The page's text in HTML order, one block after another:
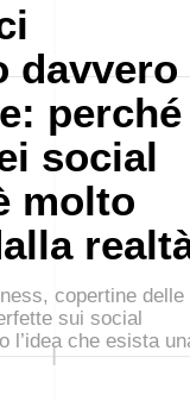
davvero
perché
social
molto
copertine delle
sui social
l’idea che esista